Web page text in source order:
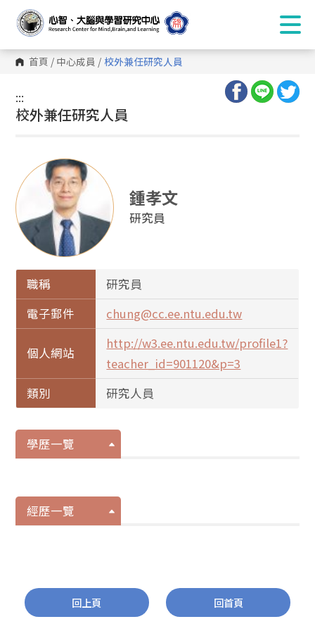
首頁 / 中心成員 / 校外兼任研究人員
:::
:::
校外兼任研究人員
鍾孝文
研究員
職稱
研究員
電子郵件
chung@cc.ee.ntu.edu.tw
個人網站
http://w3.ee.ntu.edu.tw/profile1?
teacher_id=901120&p=3
類別
研究人員
學歷一覽
經歷一覽
回上頁 回首頁